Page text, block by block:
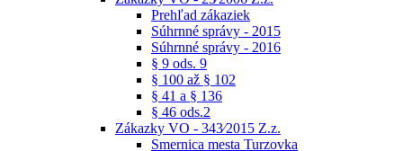
Prehľad zákaziek
Súhrnné správy - 2015
Súhrnné správy - 2016
§ 9 ods. 9
§ 100 až § 102
§ 41 a § 136
§ 46 ods.2
Zákazky VO - 343⁄2015 Z.z.
Smernica mesta Turzovka